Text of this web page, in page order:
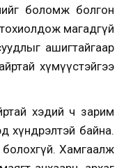
боломж болгон
магадгүй
ашигтайгаар
хүмүүстэйгээ
хэдий ч зарим
хүндрэлтэй байна.
Хамгаалж